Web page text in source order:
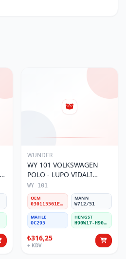
WUNDER
WY 101 VOLKSWAGEN
POLO - LUPO VIDALI
030115561E Yağ Filtresi
WY 101
OEM
030115561E / 030115561AA / 030115561AB / 030115561AD
MANN
W712/51
MAHLE
OC295
HENGST
H90W17-H90W11
₺316,25
+ KDV